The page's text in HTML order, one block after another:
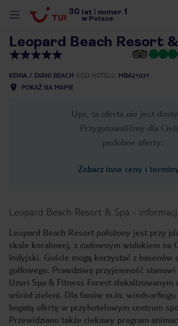
30 lat numer 1
w Polsce
Leopard Beach Resort
KENIA DIANI BEACH KOD HOTELU MBA21031
POKAŻ NA MAPIE
Ups, ta oferta nie jest
Przygotowaliśmy dla
podobne oferty:
Zobacz inne ceny i
Leopard Beach Resort & Spa -
Leopard Beach Resort położony jest przy
skale koralowej, z cudownym widokiem na
Indyjski. Goście mogą korzystać z basenów
golfowego. Prawdziwą przyjemność
Uzuri Spa & Fitness Forest zlokalizowanym
wśród zieleni. Dla fanów m.in. windsurfingu
bogatą ofertę w przyhotelowym centrum
Przewidziano także ciekawy program